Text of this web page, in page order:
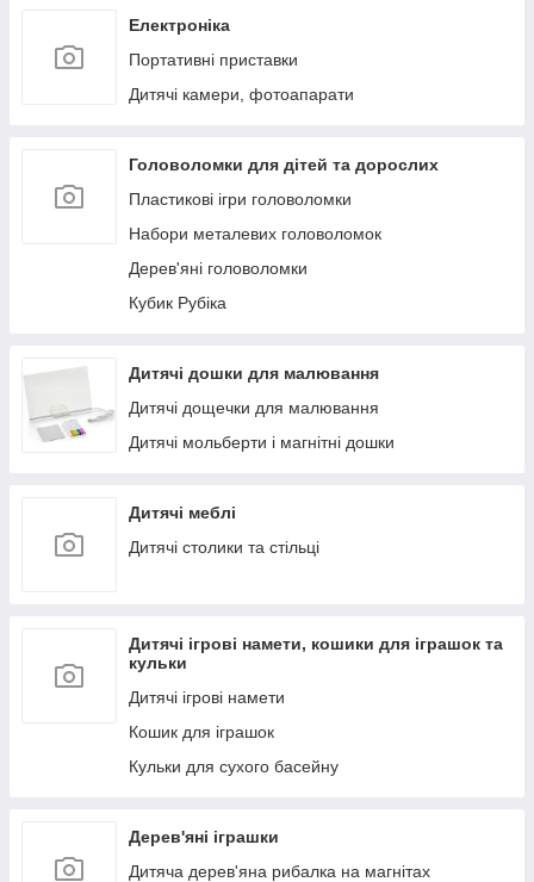
Електроніка
Портативні приставки
Дитячі камери, фотоапарати
Головоломки для дітей та дорослих
Пластикові ігри головоломки
Набори металевих головоломок
Дерев'яні головоломки
Кубик Рубіка
Дитячі дошки для малювання
Дитячі дощечки для малювання
Дитячі мольберти і магнітні дошки
Дитячі меблі
Дитячі столики та стільці
Дитячі ігрові намети, кошики для іграшок та
кульки
Дитячі ігрові намети
Кошик для іграшок
Кульки для сухого басейну
Дерев'яні іграшки
Дитяча дерев'яна рибалка на магнітах